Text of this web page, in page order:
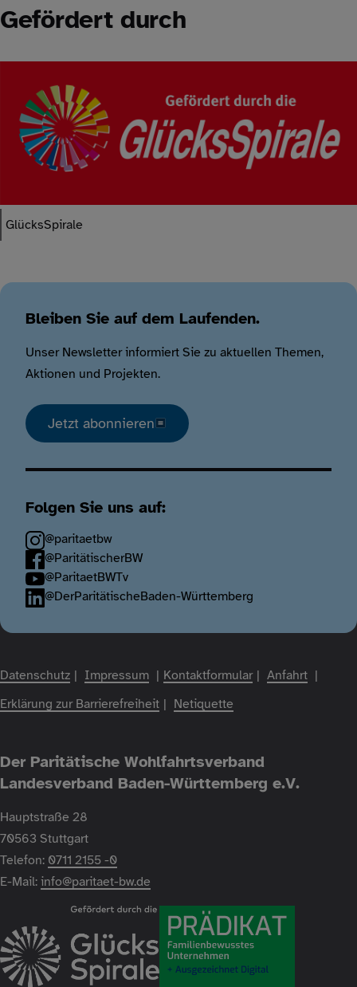
Gefördert durch
GlücksSpirale
Bleiben Sie auf dem Laufenden.
Unser Newsletter informiert Sie zu aktuellen Themen,
Aktionen und Projekten.
Jetzt abonnieren
Folgen Sie uns auf:
@paritaetbw
@ParitätischerBW
@ParitaetBWTv
@DerParitätischeBaden-Württemberg
Fußzeile
Datenschutz Impressum Kontaktformular
Anfahrt
Erklärung zur Barrierefreiheit
Netiquette
Der Paritätische Wohlfahrtsverband
Landesverband Baden-Württemberg e.V.
Hauptstraße 28
70563 Stuttgart
Telefon: 0711 2155 -0
E-Mail: info@paritaet-bw.de